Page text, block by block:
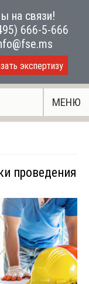
на связи!
666-5-666
экспертизу
МЕНЮ
проведения